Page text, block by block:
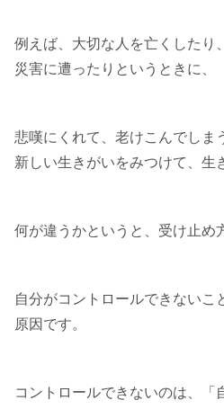
例えば、大切な人を亡くしたり、
災害に遭ったりというときに、
悲嘆にくれて、老けこんでしま
新しい生きがいをみつけて、生
何が違うかというと、受け止め
自分がコントロールできないこ
原因です。
コントロールできないのは、「